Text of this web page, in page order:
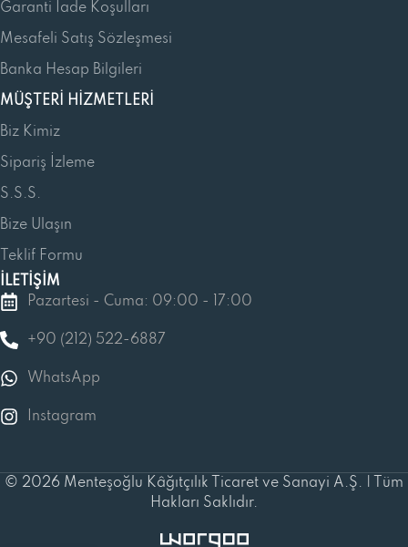
Garanti İade Koşulları
Mesafeli Satış Sözleşmesi
Banka Hesap Bilgileri
MÜŞTERI HIZMETLERI
Biz Kimiz
Sipariş İzleme
S.S.S.
Bize Ulaşın
Teklif Formu
İLETİŞİM
Pazartesi - Cuma: 09:00 - 17:00
+90 (212) 522-6887
WhatsApp
Instagram
© 2026 Menteşoğlu Kâğıtçılık Ticaret ve Sanayi A.Ş. | Tüm
Hakları Saklıdır.